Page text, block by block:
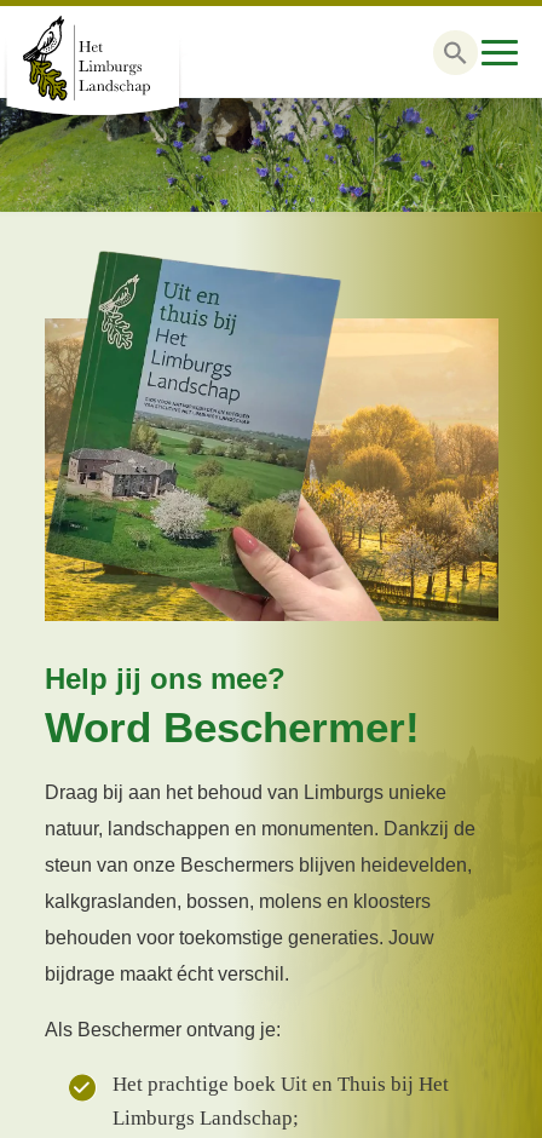
Zoek
Help jij ons mee?
Word Beschermer!
Draag bij aan het behoud van Limburgs unieke
natuur, landschappen en monumenten. Dankzij de
steun van onze Beschermers blijven heidevelden,
kalkgraslanden, bossen, molens en kloosters
behouden voor toekomstige generaties. Jouw
bijdrage maakt écht verschil.
Als Beschermer ontvang je:
Het prachtige boek Uit en Thuis bij Het
Limburgs Landschap;